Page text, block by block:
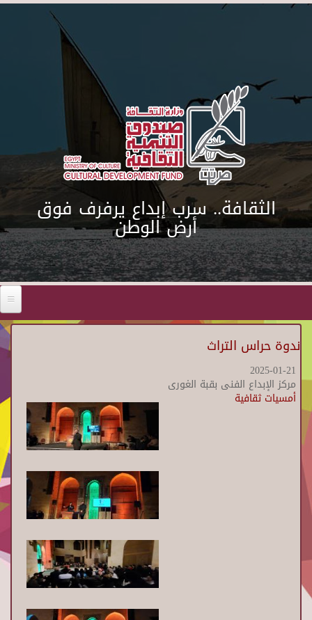
Skip to main content
الثقافة.. سرب إبداع يرفرف فوق
أرض الوطن
ندوة حراس التراث
2025-01-21
مركز الإبداع الفنى بقبة الغورى
أمسيات ثقافية